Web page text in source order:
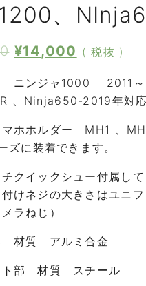
、
¥14,000 ( 税抜 )
ニンジャ1000 2011
、Ninja650-2019年対応
マホホルダー MH1 、
ズに装着できます。
クイックシュー付属して
付けネジの大きさはユ
ラねじ）
材質 アルミ合金
ト部 材質 スチール